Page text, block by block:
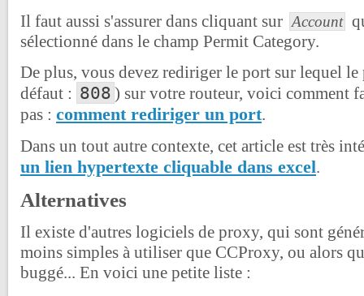
Il faut aussi s'assurer dans cliquant sur Account
sélectionné dans le champ Permit Category.
De plus, vous devez rediriger le port sur lequel
défaut : 808 ) sur votre routeur, voici comment
pas : comment rediriger un port.
Dans un tout autre contexte, cet article est très
un lien hypertexte cliquable dans excel.
Alternatives
Il existe d'autres logiciels de proxy, qui sont
moins simples à utiliser que CCProxy, ou alors
buggé... En voici une petite liste :